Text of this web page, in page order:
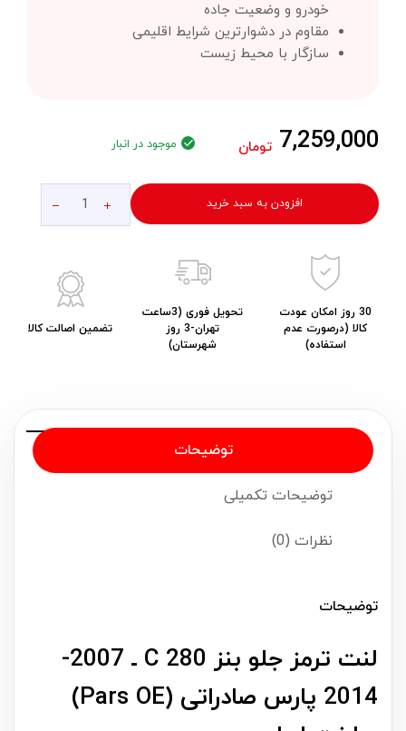
خودرو و وضعیت جاده
مقاوم در دشوارترین شرایط اقلیمی
سازگار با محیط زیست
7,259,000 تومان موجود در انبار
افزودن به سبد خرید
30 روز امکان عودت
کالا (درصورت عدم
استفاده)
تحویل فوری (3ساعت
تهران-3 روز
شهرستان)
تضمین اصالت کالا
توضیحات
توضیحات تکمیلی
نظرات (0)
توضیحات
لنت ترمز جلو بنز C 280 ـ 2007-
2014 پارس صادراتی (Pars OE)